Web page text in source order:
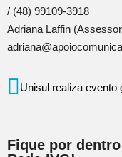
/ (48) 99109-3918
Adriana Laffin
Fique por